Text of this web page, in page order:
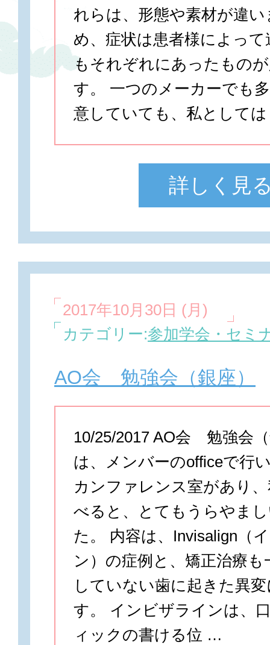
れらは、形態や素材が違
め、症状は患者様によっ
もそれぞれにあったもの
す。 一つのメーカーでも
意していても、私として
詳しく見
2017年10月30日 (月)
カテゴリー:参加学会・セミ
AO会 勉強会（銀座）
10/25/2017 AO会 勉強会
は、メンバーのofficeで行
カンファレンス室があり
べると、とてもうらやま
た。 内容は、Invisalign（
ン）の症例と、矯正治療も
していない歯に起きた異
す。 インビザラインは、
ィックの書ける位 …